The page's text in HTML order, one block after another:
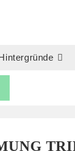
Hintergründe